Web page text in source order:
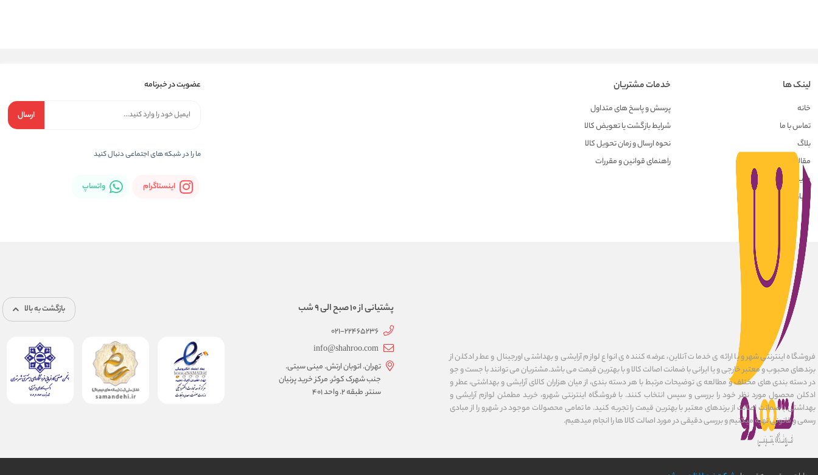
لینک ها
خانه
تماس با ما
بلاگ
مقالات
حریم خصوصی کاربران
درباره ما
خدمات مشتریان
پرسش و پاسخ های متداول
شرایط بازگشت یا تعویض کالا
نحوه ارسال و زمان تحویل کالا
راهنمای قوانین و مقررات
عضویت در خبرنامه
ارسال
ما را در شبکه های اجتماعی دنبال کنید
اینستاگرام واتساپ
فروشگاه اینترنتی شهرو با ارائه ی خدمات آنلاین، عرضه کننده ی انواع لوازم آرایشی و بهداشتی اورجینال و عطر ادکلن از
برندهای محبوب و معتبر خارجی و یا ایرانی با ضمانت اصالت کالا و با بهترین قیمت می باشد.مشتریان می توانند با جست و جو
در دسته بندی های مختلف و مطالعه ی توضیحات مرتبط با هر دسته بندی، از میان هزاران کالای آرایشی و بهداشتی، عطر و
ادکلن محصول مورد نظر خود را بررسی و سپس انتخاب کنند. با فروشگاه اینترنتی شهرو، خرید مطمئن لوازم آرایشی و
بهداشتی با ضمانت اصالت از برندهای معتبر با بهترین قیمت را تجربه کنید. ما تمامی محصولات موجود در شهرو را از مبادی
رسمی و قانونی تهیه میکنیم و بررسی دقیقی در مورد اصالت کالا ها را انجام میدهیم.
پشتیانی از 10 صبح الی 9 شب
021-22465236
info@shahroo.com
تهران. اتوبان ارتش. مینی سیتی.
جنب شهرک کوثر. مرکز خرید پرنیان
سنتر. طبقه ۲. واحد ۴۰۱
بازگشت به بالا